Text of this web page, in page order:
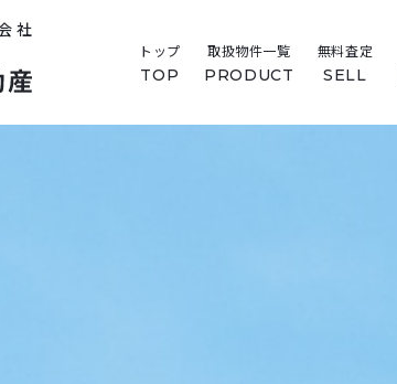
社
トップ
TOP
取扱物件一覧
PRODUCT
無料査定
SELL